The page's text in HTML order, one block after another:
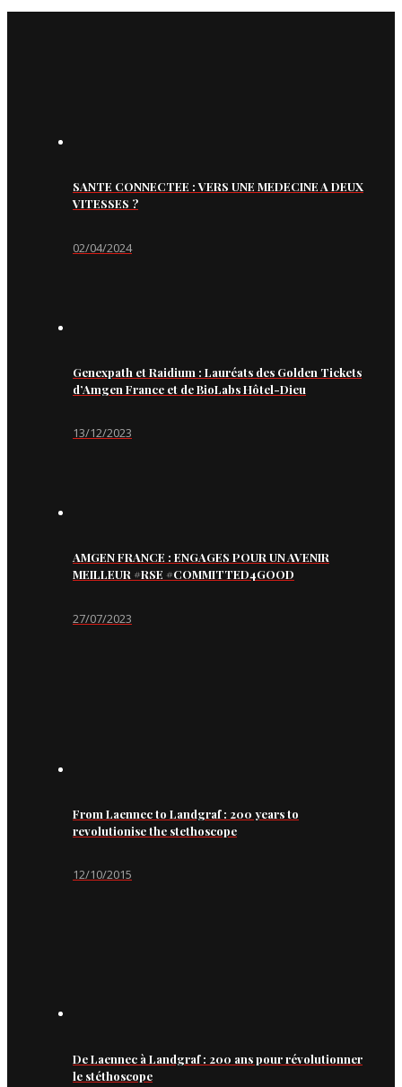
SANTE CONNECTEE : VERS UNE MEDECINE A DEUX
VITESSES ?
02/04/2024
Genexpath et Raidium : Lauréats des Golden Tickets
d’Amgen France et de BioLabs Hôtel-Dieu
13/12/2023
AMGEN FRANCE : ENGAGES POUR UN AVENIR
MEILLEUR #RSE #COMMITTED4GOOD
27/07/2023
From Laennec to Landgraf : 200 years to
revolutionise the stethoscope
12/10/2015
De Laennec à Landgraf : 200 ans pour révolutionner
le stéthoscope